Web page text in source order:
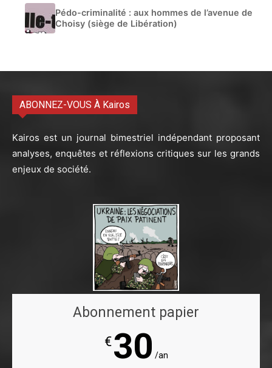
Pédo-criminalité : aux hommes de l’avenue de
Choisy (siège de Libération)
ABONNEZ-VOUS À Kairos
Kairos est un journal bimestriel indépendant proposant
analyses, enquêtes et réflexions critiques sur les grands
enjeux de société.
Abonnement papier
€30 /an